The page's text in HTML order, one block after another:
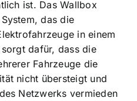
ist. Das Wallbox
das die
in einem
dafür, dass die
Fahrzeuge die
nicht übersteigt und
Netzwerks vermieden